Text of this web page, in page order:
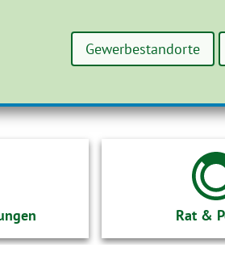
Gewerbestandorte
Rat &